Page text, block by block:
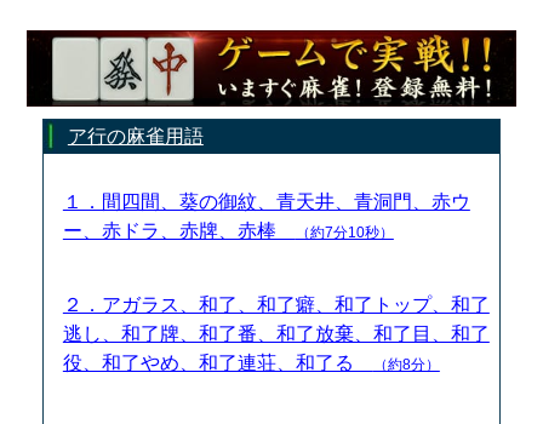
ア行の麻雀用語
１．間四間、葵の御紋、青天井、青洞門、赤ウ
ー、赤ドラ、赤牌、赤棒
（約7分10秒）
２．アガラス、和了、和了癖、和了トップ、和了
逃し、和了牌、和了番、和了放棄、和了目、和了
役、和了やめ、和了連荘、和了る
（約8分）